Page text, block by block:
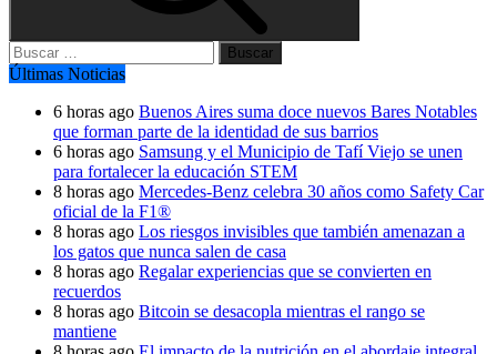
Buscar:
Últimas Noticias
6 horas ago Buenos Aires suma doce nuevos Bares Notables
que forman parte de la identidad de sus barrios
6 horas ago Samsung y el Municipio de Tafí Viejo se unen
para fortalecer la educación STEM
8 horas ago Mercedes-Benz celebra 30 años como Safety Car
oficial de la F1®
8 horas ago Los riesgos invisibles que también amenazan a
los gatos que nunca salen de casa
8 horas ago Regalar experiencias que se convierten en
recuerdos
8 horas ago Bitcoin se desacopla mientras el rango se
mantiene